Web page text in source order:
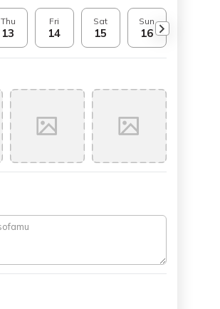
Thu
13
Fri
14
Sat
15
Sun
16